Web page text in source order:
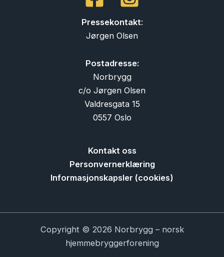
Pressekontakt:
Jørgen Olsen
Postadresse:
Norbrygg
c/o Jørgen Olsen
Valdresgata 15
0557 Oslo
Kontakt oss
Personvernerklæring
Informasjonskapsler (cookies)
Copyright © 2026 Norbrygg – norsk
hjemmebryggerforening